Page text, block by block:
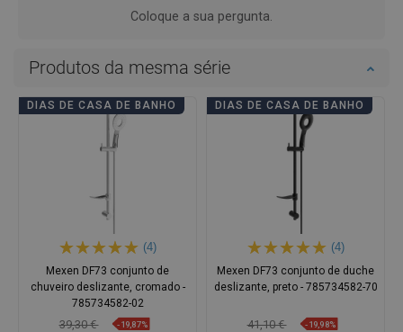
Coloque a sua pergunta.
Produtos da mesma série
DIAS DE CASA DE BANHO
(4)
Mexen DF73 conjunto de
chuveiro deslizante, cromado -
785734582-02
39,30 € -19,87%
DIAS DE CASA DE BANHO
(4)
Mexen DF73 conjunto de duche
deslizante, preto - 785734582-70
41,10 € -19,98%